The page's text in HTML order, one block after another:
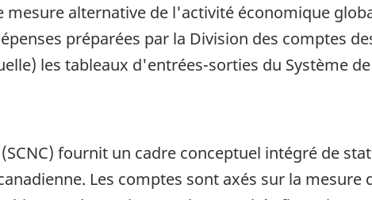
alternative de l'activité économique
préparées par la Division des comptes
les tableaux d'entrées-sorties du Système
fournit un cadre conceptuel intégré de
Les comptes sont axés sur la mesure